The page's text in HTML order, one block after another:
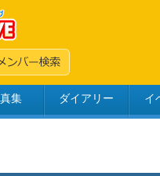
集 ダイアリー イ